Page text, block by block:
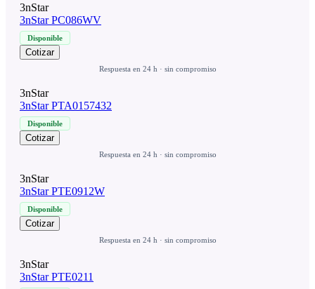
3nStar
3nStar PC086WV
Disponible
Cotizar
Respuesta en 24 h · sin compromiso
3nStar
3nStar PTA0157432
Disponible
Cotizar
Respuesta en 24 h · sin compromiso
3nStar
3nStar PTE0912W
Disponible
Cotizar
Respuesta en 24 h · sin compromiso
3nStar
3nStar PTE0211